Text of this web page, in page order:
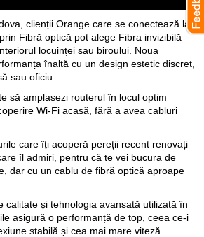
clienții Orange care se conectează la
Fibră optică pot alege Fibra invizibilă
locuinței sau biroului. Noua
înaltă cu un design estetic discret,
sau oficiu.
să amplasezi routerul în locul optim
Wi-Fi acasă, fără a avea cabluri
care îți acoperă pereții recent renovați
îl admiri, pentru că te vei bucura de
dar cu un cablu de fibră optică aproape
calitate și tehnologia avansată utilizată în
asigură o performanță de top, ceea ce-i
stabilă și cea mai mare viteză